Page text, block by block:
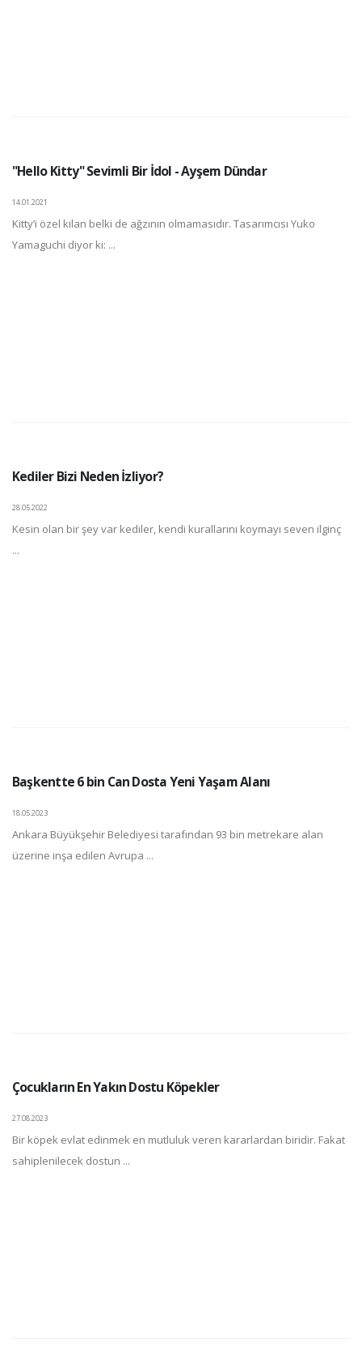
"Hello Kitty" Sevimli Bir İdol - Ayşem Dündar
14.01.2021
Kitty’i özel kılan belki de ağzının olmamasıdır. Tasarımcısı Yuko
Yamaguchi diyor ki: ...
Kediler Bizi Neden İzliyor?
28.05.2022
Kesin olan bir şey var kediler, kendi kurallarını koymayı seven ilginç
...
Başkentte 6 bin Can Dosta Yeni Yaşam Alanı
18.05.2023
Ankara Büyükşehir Belediyesi tarafından 93 bin metrekare alan
üzerine inşa edilen Avrupa ...
Çocukların En Yakın Dostu Köpekler
27.08.2023
Bir köpek evlat edinmek en mutluluk veren kararlardan biridir. Fakat
sahiplenilecek dostun ...